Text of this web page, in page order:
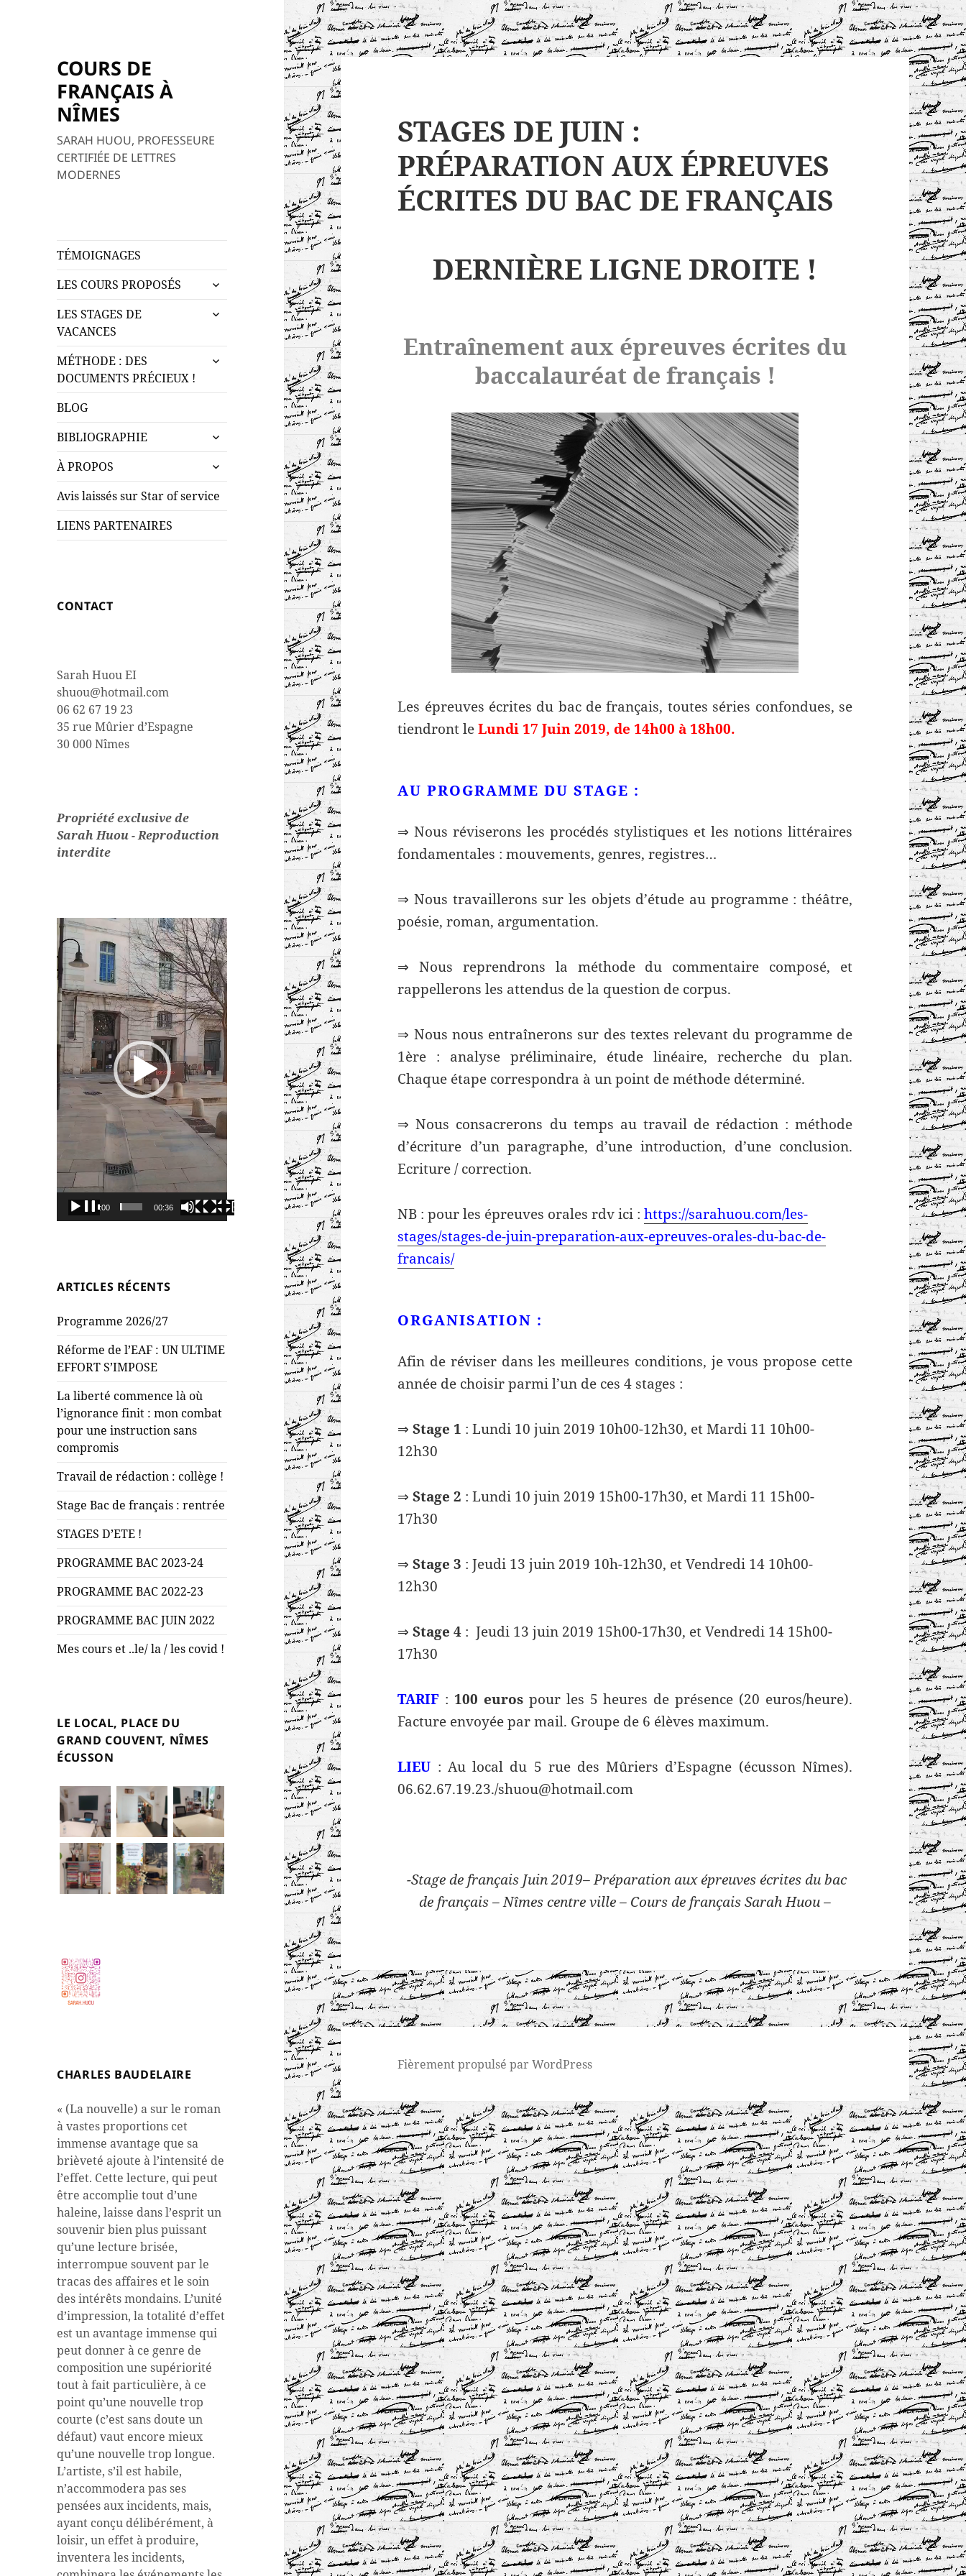
COURS DE
FRANÇAIS À
NÎMES
SARAH HUOU, PROFESSEURE
CERTIFIÉE DE LETTRES
MODERNES
TÉMOIGNAGES
LES COURS PROPOSÉS
ouvrir
le
sous-
LES STAGES DE
VACANCES
ouvrir
menu
MÉTHODE : DES
DOCUMENTS PRÉCIEUX !
ouvrir
BLOG
BIBLIOGRAPHIE
ouvrir
le
sous-
menu
À PROPOS
ouvrir
le
sous-
menu
Avis laissés sur Star of service
LIENS PARTENAIRES
CONTACT
Sarah Huou EI
shuou@hotmail.com
06 62 67 19 23
35 rue Mûrier d’Espagne
30 000 Nîmes
Propriété exclusive de
Sarah Huou - Reproduction
interdite
Lecteur
vidéo
00:00 00:36
ARTICLES RÉCENTS
Programme 2026/27
Réforme de l’EAF : UN ULTIME
EFFORT S’IMPOSE
La liberté commence là où
l’ignorance finit : mon combat
pour une instruction sans
compromis
Travail de rédaction : collège !
Stage Bac de français : rentrée
STAGES D’ETE !
PROGRAMME BAC 2023-24
PROGRAMME BAC 2022-23
PROGRAMME BAC JUIN 2022
Mes cours et ..le/ la / les covid !
LE LOCAL, PLACE DU
GRAND COUVENT, NÎMES
ÉCUSSON
CHARLES BAUDELAIRE
« (La nouvelle) a sur le roman
à vastes proportions cet
immense avantage que sa
brièveté ajoute à l’intensité de
l’effet. Cette lecture, qui peut
être accomplie tout d’une
haleine, laisse dans l’esprit un
souvenir bien plus puissant
qu’une lecture brisée,
interrompue souvent par le
tracas des affaires et le soin
des intérêts mondains. L’unité
d’impression, la totalité d’effet
est un avantage immense qui
peut donner à ce genre de
composition une supériorité
tout à fait particulière, à ce
point qu’une nouvelle trop
courte (c’est sans doute un
défaut) vaut encore mieux
qu’une nouvelle trop longue.
L’artiste, s’il est habile,
n’accommodera pas ses
pensées aux incidents, mais,
ayant conçu délibérément, à
loisir, un effet à produire,
inventera les incidents,
STAGES DE JUIN :
PRÉPARATION AUX ÉPREUVES
ÉCRITES DU BAC DE FRANÇAIS
DERNIÈRE LIGNE DROITE !
Entraînement aux épreuves écrites du
baccalauréat de français !
Les épreuves écrites du bac de français, toutes séries confondues, se
tiendront leLundi 17 Juin 2019, de 14h00 à 18h00.
AU PROGRAMME DU STAGE :
⇒ Nous réviserons les procédés stylistiques et les notions littéraires
fondamentales : mouvements, genres, registres…
⇒ Nous travaillerons sur les objets d’étude au programme : théâtre,
poésie, roman, argumentation.
⇒ Nous reprendrons la méthode du commentaire composé, et
rappellerons les attendus de la question de corpus.
⇒ Nous nous entraînerons sur des textes relevant du programme de
1ère : analyse préliminaire, étude linéaire, recherche du plan.
Chaque étape correspondra à un point de méthode déterminé.
⇒ Nous consacrerons du temps au travail de rédaction : méthode
d’écriture d’un paragraphe, d’une introduction, d’une conclusion.
Ecriture / correction.
NB : pour les épreuves orales rdv ici : https://sarahuou.com/les-
stages/stages-de-juin-preparation-aux-epreuves-orales-du-bac-de-
francais/
ORGANISATION :
Afin de réviser dans les meilleures conditions, je vous propose cette
année de choisir parmi l’un de ces 4 stages :
⇒Stage 1 : Lundi 10 juin 2019 10h00-12h30, et Mardi 11 10h00-
12h30
⇒Stage 2 : Lundi 10 juin 2019 15h00-17h30, et Mardi 11 15h00-
17h30
⇒Stage 3 : Jeudi 13 juin 2019 10h-12h30, et Vendredi 14 10h00-
12h30
⇒Stage 4 : Jeudi 13 juin 2019 15h00-17h30, et Vendredi 14 15h00-
17h30
TARIF : 100 euros pour les 5 heures de présence (20 euros/heure).
Facture envoyée par mail. Groupe de 6 élèves maximum.
LIEU : Au local du 5 rue des Mûriers d’Espagne (écusson Nîmes).
06.62.67.19.23./shuou@hotmail.com
-Stage de français Juin 2019– Préparation aux épreuves écrites du bac
de français – Nîmes centre ville – Cours de français Sarah Huou –
Fièrement propulsé par WordPress